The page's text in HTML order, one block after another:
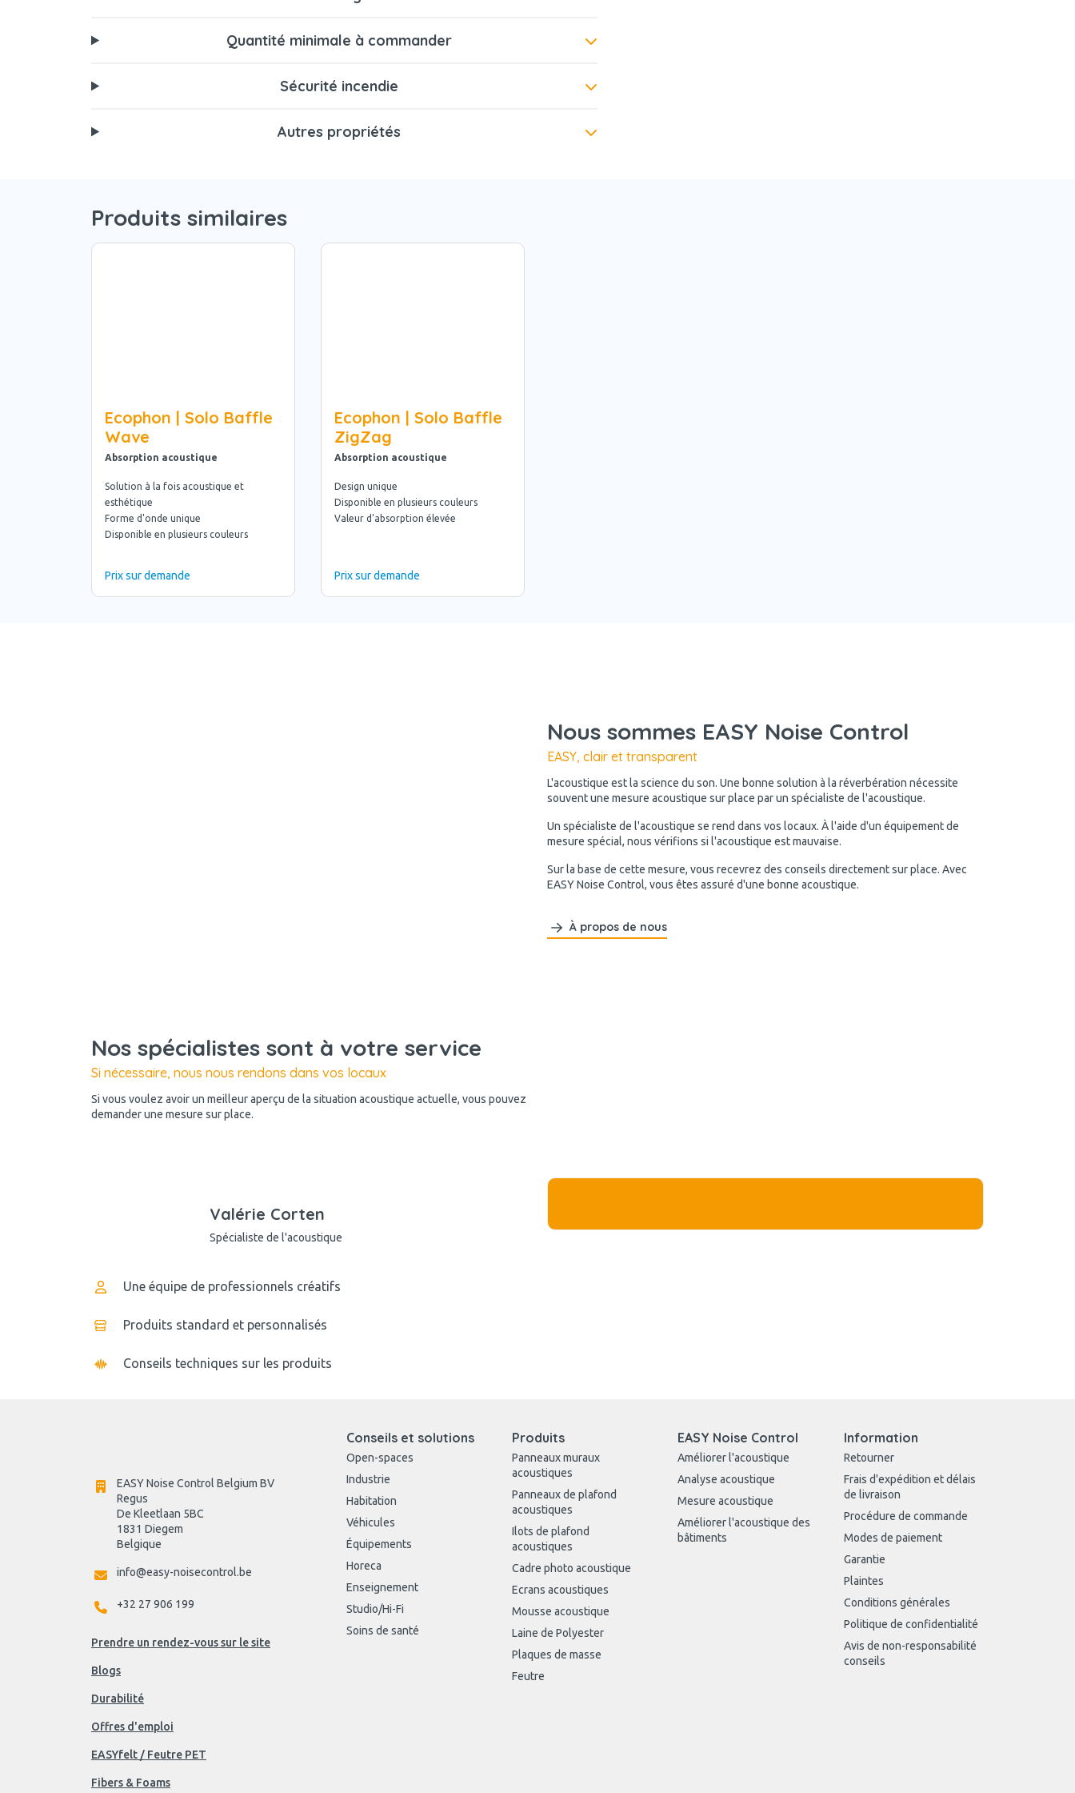
Quantité minimale à commander
Sécurité incendie
Autres propriétés
Produits similaires
Ecophon | Solo Baffle
Wave
Absorption acoustique
Solution à la fois acoustique et
esthétique
Forme d'onde unique
Disponible en plusieurs couleurs
Prix sur demande
Ecophon | Solo Baffle
ZigZag
Absorption acoustique
Design unique
Disponible en plusieurs couleurs
Valeur d'absorption élevée
Prix sur demande
Nous sommes EASY Noise Control
EASY, clair et transparent
L'acoustique est la science du son. Une bonne solution à la réverbération nécessite
souvent une mesure acoustique sur place par un spécialiste de l'acoustique.
Un spécialiste de l'acoustique se rend dans vos locaux. À l'aide d'un équipement de
mesure spécial, nous vérifions si l'acoustique est mauvaise.
Sur la base de cette mesure, vous recevrez des conseils directement sur place. Avec
EASY Noise Control, vous êtes assuré d'une bonne acoustique.
À propos de nous
Nos spécialistes sont à votre service
Si nécessaire, nous nous rendons dans vos locaux
Si vous voulez avoir un meilleur aperçu de la situation acoustique actuelle, vous pouvez
demander une mesure sur place.
Valérie Corten
Spécialiste de l'acoustique
Une équipe de professionnels créatifs
Produits standard et personnalisés
Conseils techniques sur les produits
EASY Noise Control Belgium BV
Regus
De Kleetlaan 5BC
1831 Diegem
Belgique
info@easy-noisecontrol.be
+32 27 906 199
Prendre un rendez-vous sur le site
Blogs
Durabilité
Offres d'emploi
EASYfelt / Feutre PET
Fibers & Foams
Conseils et solutions
Open-spaces
Industrie
Habitation
Véhicules
Équipements
Horeca
Enseignement
Studio/Hi-Fi
Soins de santé
Produits
Panneaux muraux
acoustiques
Panneaux de plafond
acoustiques
Ilots de plafond
acoustiques
Cadre photo acoustique
Ecrans acoustiques
Mousse acoustique
Laine de Polyester
Plaques de masse
Feutre
EASY Noise Control
Améliorer l'acoustique
Analyse acoustique
Mesure acoustique
Améliorer l'acoustique des
bâtiments
Information
Retourner
Frais d'expédition et délais
de livraison
Procédure de commande
Modes de paiement
Garantie
Plaintes
Conditions générales
Politique de confidentialité
Avis de non-responsabilité
conseils